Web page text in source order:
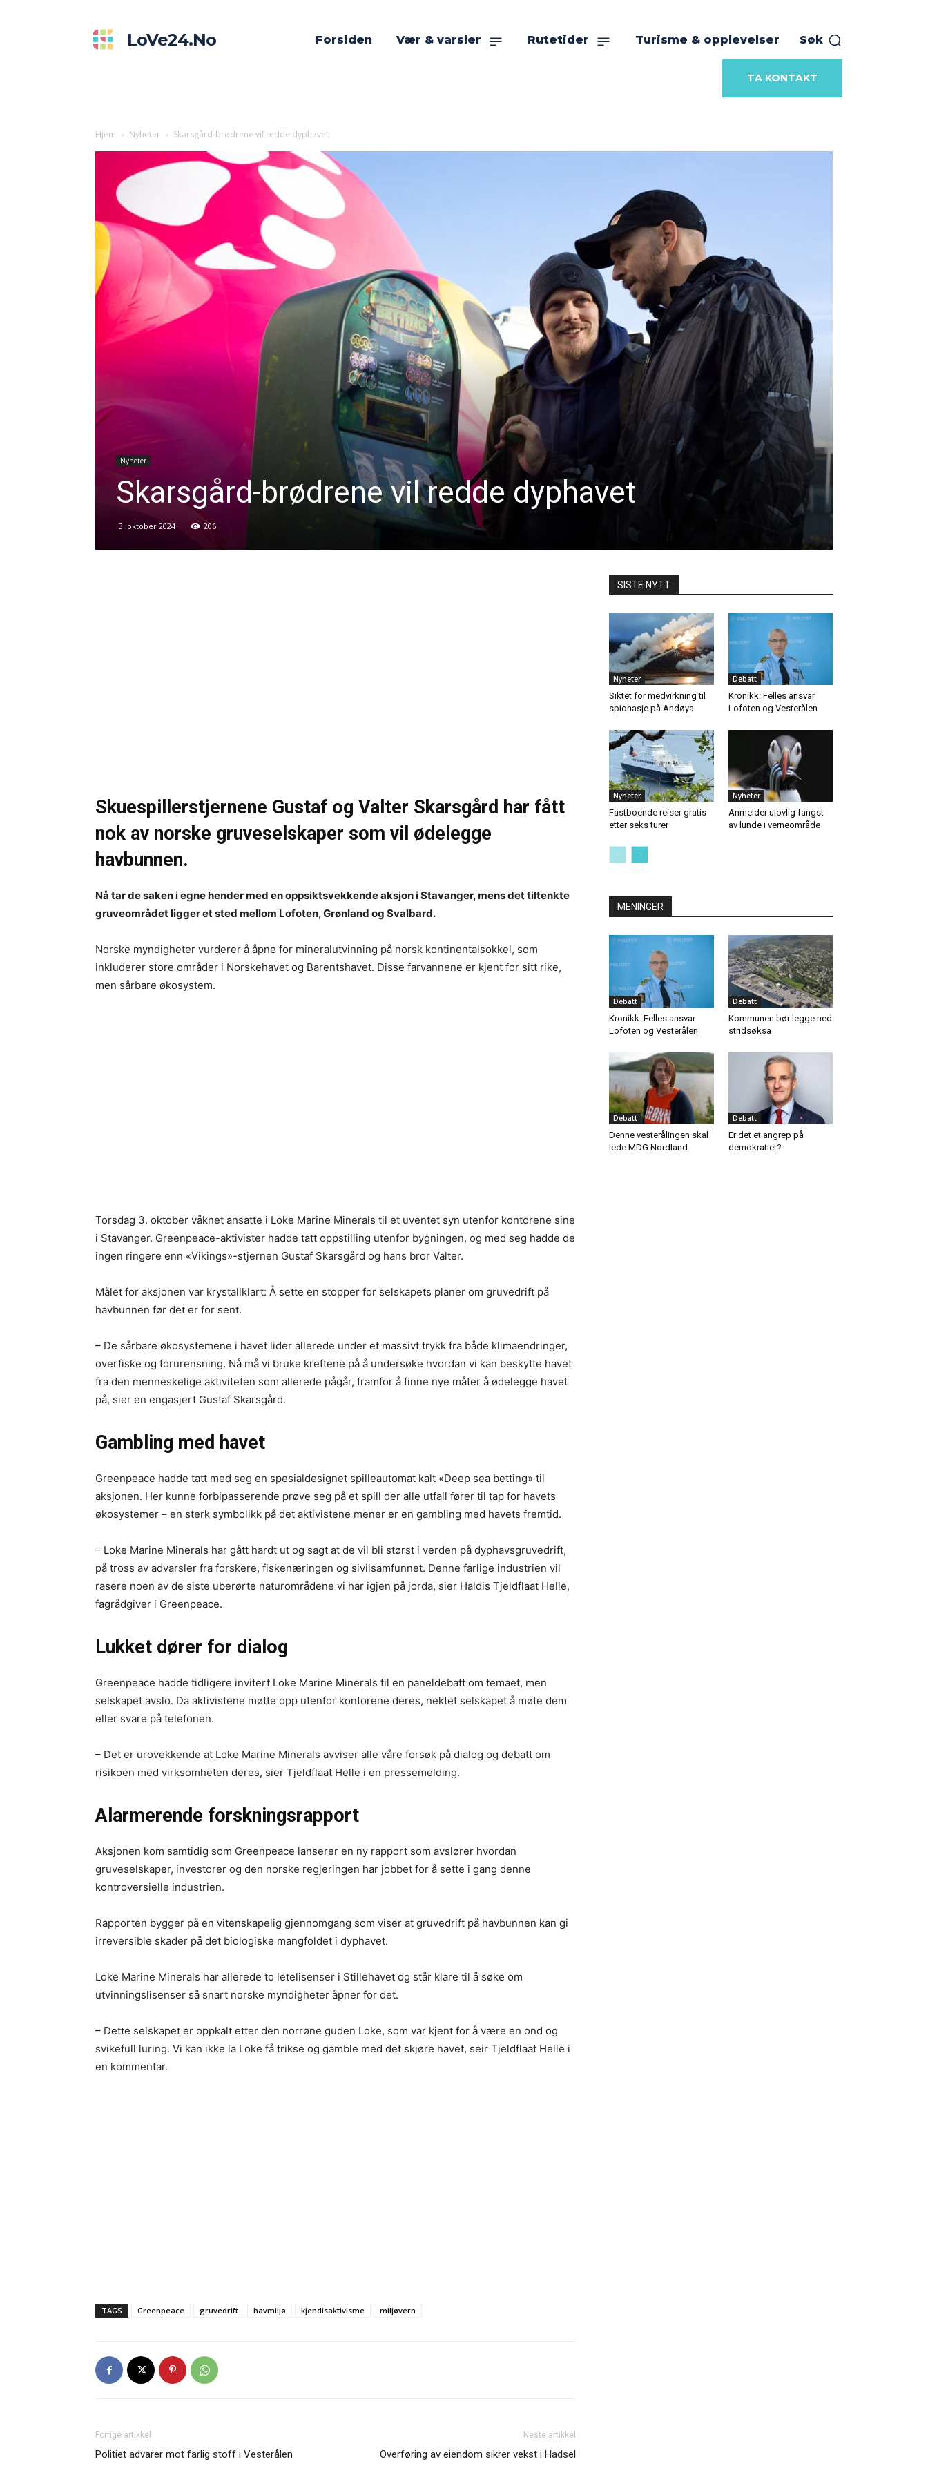
LoVe24.no Forsiden Vær & varsler Rutetider Turisme & opplevelser Søk
TA KONTAKT
Hjem Nyheter Skarsgård-brødrene vil redde dyphavet
Nyheter
Skarsgård-brødrene vil redde dyphavet
3. oktober 2024 206
Skuespillerstjernene Gustaf og Valter Skarsgård har fått
nok av norske gruveselskaper som vil ødelegge
havbunnen.
Nå tar de saken i egne hender med en oppsiktsvekkende aksjon i Stavanger, mens det tiltenkte
gruveområdet ligger et sted mellom Lofoten, Grønland og Svalbard.
Norske myndigheter vurderer å åpne for mineralutvinning på norsk kontinentalsokkel, som
inkluderer store områder i Norskehavet og Barentshavet. Disse farvannene er kjent for sitt rike,
men sårbare økosystem.
Torsdag 3. oktober våknet ansatte i Loke Marine Minerals til et uventet syn utenfor kontorene sine
i Stavanger. Greenpeace-aktivister hadde tatt oppstilling utenfor bygningen, og med seg hadde de
ingen ringere enn «Vikings»-stjernen Gustaf Skarsgård og hans bror Valter.
Målet for aksjonen var krystallklart: Å sette en stopper for selskapets planer om gruvedrift på
havbunnen før det er for sent.
– De sårbare økosystemene i havet lider allerede under et massivt trykk fra både klimaendringer,
overfiske og forurensning. Nå må vi bruke kreftene på å undersøke hvordan vi kan beskytte havet
fra den menneskelige aktiviteten som allerede pågår, framfor å finne nye måter å ødelegge havet
på, sier en engasjert Gustaf Skarsgård.
Gambling med havet
Greenpeace hadde tatt med seg en spesialdesignet spilleautomat kalt «Deep sea betting» til
aksjonen. Her kunne forbipasserende prøve seg på et spill der alle utfall fører til tap for havets
økosystemer – en sterk symbolikk på det aktivistene mener er en gambling med havets fremtid.
– Loke Marine Minerals har gått hardt ut og sagt at de vil bli størst i verden på dyphavsgruvedrift,
på tross av advarsler fra forskere, fiskenæringen og sivilsamfunnet. Denne farlige industrien vil
rasere noen av de siste uberørte naturområdene vi har igjen på jorda, sier Haldis Tjeldflaat Helle,
fagrådgiver i Greenpeace.
Lukket dører for dialog
Greenpeace hadde tidligere invitert Loke Marine Minerals til en paneldebatt om temaet, men
selskapet avslo. Da aktivistene møtte opp utenfor kontorene deres, nektet selskapet å møte dem
eller svare på telefonen.
– Det er urovekkende at Loke Marine Minerals avviser alle våre forsøk på dialog og debatt om
risikoen med virksomheten deres, sier Tjeldflaat Helle i en pressemelding.
Alarmerende forskningsrapport
Aksjonen kom samtidig som Greenpeace lanserer en ny rapport som avslører hvordan
gruveselskaper, investorer og den norske regjeringen har jobbet for å sette i gang denne
kontroversielle industrien.
Rapporten bygger på en vitenskapelig gjennomgang som viser at gruvedrift på havbunnen kan gi
irreversible skader på det biologiske mangfoldet i dyphavet.
Loke Marine Minerals har allerede to letelisenser i Stillehavet og står klare til å søke om
utvinningslisenser så snart norske myndigheter åpner for det.
– Dette selskapet er oppkalt etter den norrøne guden Loke, som var kjent for å være en ond og
svikefull luring. Vi kan ikke la Loke få trikse og gamble med det skjøre havet, seir Tjeldflaat Helle i
en kommentar.
TAGS Greenpeace gruvedrift havmiljø kjendisaktivisme miljøvern
Forrige artikkel
Politiet advarer mot farlig stoff i Vesterålen
Neste artikkel
Overføring av eiendom sikrer vekst i Hadsel
SISTE NYTT
Nyheter
Siktet for medvirkning til
spionasje på Andøya
Debatt
Kronikk: Felles ansvar
Lofoten og Vesterålen
Nyheter
Fastboende reiser gratis
etter seks turer
Nyheter
Anmelder ulovlig fangst
av lunde i verneområde
MENINGER
Debatt
Kronikk: Felles ansvar
Lofoten og Vesterålen
Debatt
Kommunen bør legge ned
stridsøksa
Debatt
Denne vesterålingen skal
lede MDG Nordland
Debatt
Er det et angrep på
demokratiet?